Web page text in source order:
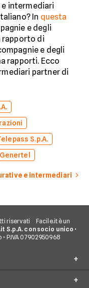
intermediari
In questa
e degli
rapporto di
e degli
rapporti. Ecco
partner di
S.p.A.
Genertel
e intermediari
riservati
Facile.it è un
S.p.A. con socio unico •
P.IVA 07902950968